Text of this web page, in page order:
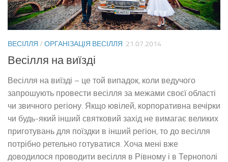
ВЕСІЛЛЯ / ОРГАНІЗАЦІЯ ВЕСІЛЛЯ 21.07.2014
Весілля на виїзді
Весілля на виїзді – це той випадок, коли ведучого
запрошують провести весілля за межами своєї області
чи звичного регіону. Якщо ювілей, корпоративна вечірки
чи будь-який інший святковий захід не вимагає великих
приготувань для поїздки в інший регіон, то до весілля
потрібно ретельно готуватися. Хоча мені вже
доводилося проводити весілля в Рівному і в Тернополі